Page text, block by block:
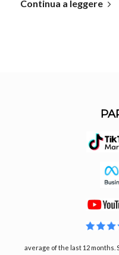
Continua a leggere
average of the last 12